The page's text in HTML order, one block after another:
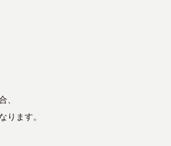
、
ります。